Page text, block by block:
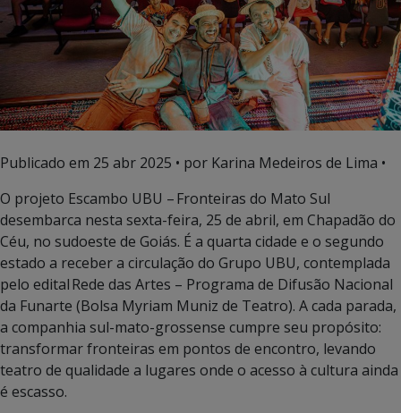
Publicado em 25 abr 2025 • por Karina Medeiros de Lima •
O projeto Escambo UBU – Fronteiras do Mato Sul
desembarca nesta sexta-feira, 25 de abril, em Chapadão do
Céu, no sudoeste de Goiás. É a quarta cidade e o segundo
estado a receber a circulação do Grupo UBU, contemplada
pelo edital Rede das Artes – Programa de Difusão Nacional
da Funarte (Bolsa Myriam Muniz de Teatro). A cada parada,
a companhia sul-mato-grossense cumpre seu propósito:
transformar fronteiras em pontos de encontro, levando
teatro de qualidade a lugares onde o acesso à cultura ainda
é escasso.